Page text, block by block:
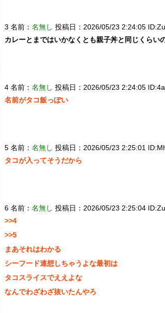
Powered by livedoor 相互RSS
3 名前： 名無し 投稿日：2026/05/23 2:24:05
カレーとまではいかなくとも親子丼と同じくらい
4 名前： 名無し 投稿日：2026/05/23 2:24:05
名前がタコ飯っぽい
5 名前： 名無し 投稿日：2026/05/23 2:25:01
タコが入ってそうだから
6 名前： 名無し 投稿日：2026/05/23 2:25:04
>>4
>>5
まあそれはわかる
シーフード連想しちゃうよな最初は
タコスライスでええよな
なんでわざわざ抜いたんやろ